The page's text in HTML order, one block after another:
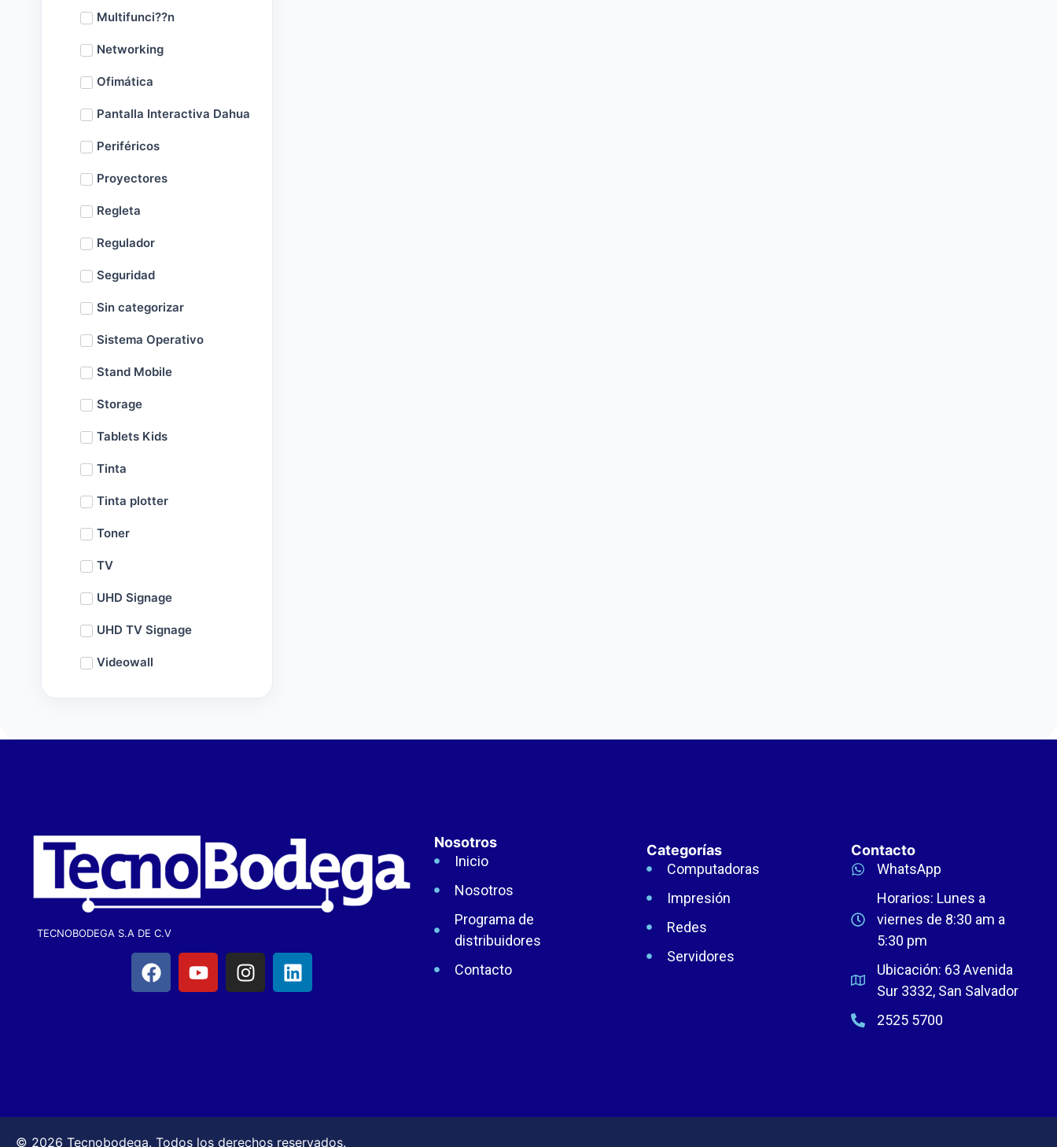
Multifunci??n
Networking
Ofimática
Pantalla Interactiva Dahua
Periféricos
Proyectores
Regleta
Regulador
Seguridad
Sin categorizar
Sistema Operativo
Stand Mobile
Storage
Tablets Kids
Tinta
Tinta plotter
Toner
TV
UHD Signage
UHD TV Signage
Videowall
TECNOBODEGA S.A DE C.V
Nosotros
Inicio
Nosotros
Programa de
distribuidores
Contacto
Categorías
Computadoras
Impresión
Redes
Servidores
Contacto
WhatsApp
Horarios: Lunes a
viernes de 8:30 am a
5:30 pm
Ubicación: 63 Avenida
Sur 3332, San Salvador
2525 5700
© 2026 Tecnobodega. Todos los derechos reservados.